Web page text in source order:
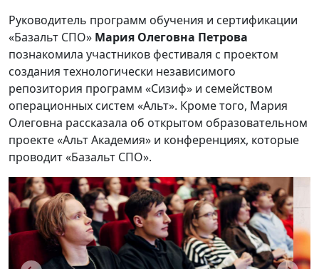
Руководитель программ обучения и сертификации
«Базальт СПО» Мария Олеговна Петрова
познакомила участников фестиваля с проектом
создания технологически независимого
репозитория программ «Сизиф» и семейством
операционных систем «Альт». Кроме того, Мария
Олеговна рассказала об открытом образовательном
проекте «Альт Академия» и конференциях, которые
проводит «Базальт СПО».